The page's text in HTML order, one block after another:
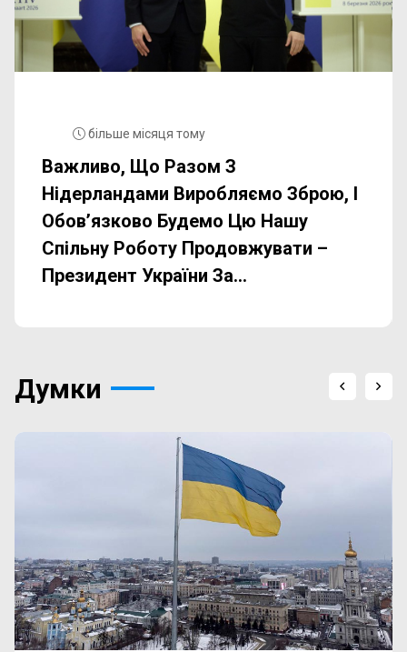
більше місяця тому
Важливо, Що Разом З
Нідерландами Виробляємо Зброю, І
Обовʼязково Будемо Цю Нашу
Спільну Роботу Продовжувати –
Президент України За...
Думки